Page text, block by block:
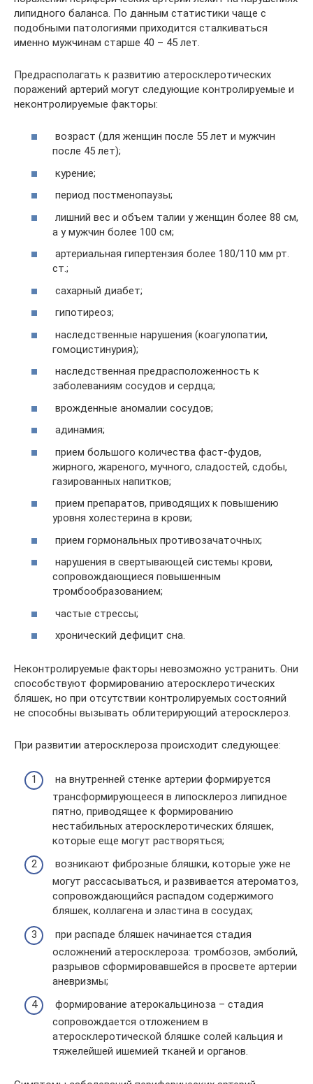
липидного баланса. По данным статистики чаще с
подобными патологиями приходится сталкиваться
именно мужчинам старше 40 – 45 лет.
Предрасполагать к развитию атеросклеротических
поражений артерий могут следующие контролируемые и
неконтролируемые факторы:
возраст (для женщин после 55 лет и мужчин
после 45 лет);
курение;
период постменопаузы;
лишний вес и объем талии у женщин более 88 см,
а у мужчин более 100 см;
артериальная гипертензия более 180/110 мм рт.
ст.;
сахарный диабет;
гипотиреоз;
наследственные нарушения (коагулопатии,
гомоцистинурия);
наследственная предрасположенность к
заболеваниям сосудов и сердца;
врожденные аномалии сосудов;
адинамия;
прием большого количества фаст-фудов,
жирного, жареного, мучного, сладостей, сдобы,
газированных напитков;
прием препаратов, приводящих к повышению
уровня холестерина в крови;
прием гормональных противозачаточных;
нарушения в свертывающей системы крови,
сопровождающиеся повышенным
тромбообразованием;
частые стрессы;
хронический дефицит сна.
Неконтролируемые факторы невозможно устранить. Они
способствуют формированию атеросклеротических
бляшек, но при отсутствии контролируемых состояний
не способны вызывать облитерирующий атеросклероз.
При развитии атеросклероза происходит следующее:
на внутренней стенке артерии формируется
трансформирующееся в липосклероз липидное
пятно, приводящее к формированию
нестабильных атеросклеротических бляшек,
которые еще могут растворяться;
возникают фиброзные бляшки, которые уже не
могут рассасываться, и развивается атероматоз,
сопровождающийся распадом содержимого
бляшек, коллагена и эластина в сосудах;
при распаде бляшек начинается стадия
осложнений атеросклероза: тромбозов, эмболий,
разрывов сформировавшейся в просвете артерии
аневризмы;
формирование атерокальциноза – стадия
сопровождается отложением в
атеросклеротической бляшке солей кальция и
тяжелейшей ишемией тканей и органов.